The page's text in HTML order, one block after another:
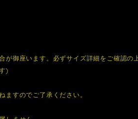
が御座います。必ずサイズ詳細をご確認
)
すのでご了承ください。